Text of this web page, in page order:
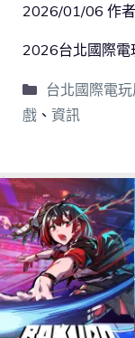
2026/01/06 作
2026台北國際電
台北國際電
戲 、 資訊